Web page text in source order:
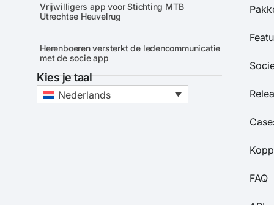
Vrijwilligers app voor Stichting MTB
Utrechtse Heuvelrug
Herenboeren versterkt de ledencommunicatie
met de socie app
Kies je taal
Nederlands
FAQ